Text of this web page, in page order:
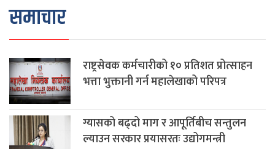
समाचार
राष्ट्रसेवक कर्मचारीको १० प्रतिशत प्रोत्साहन
भत्ता भुक्तानी गर्न महालेखाको परिपत्र
ग्यासको बढ्दो माग र आपूर्तिबीच सन्तुलन
ल्याउन सरकार प्रयासरतः उद्योगमन्त्री